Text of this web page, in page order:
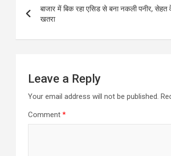
p
p
o
er k
navigation
बाजार में बिक रहा एसिड से बना नकली पनीर, सेहत
खतरा
Leave a Reply
Your email address will not be published.
Comment *